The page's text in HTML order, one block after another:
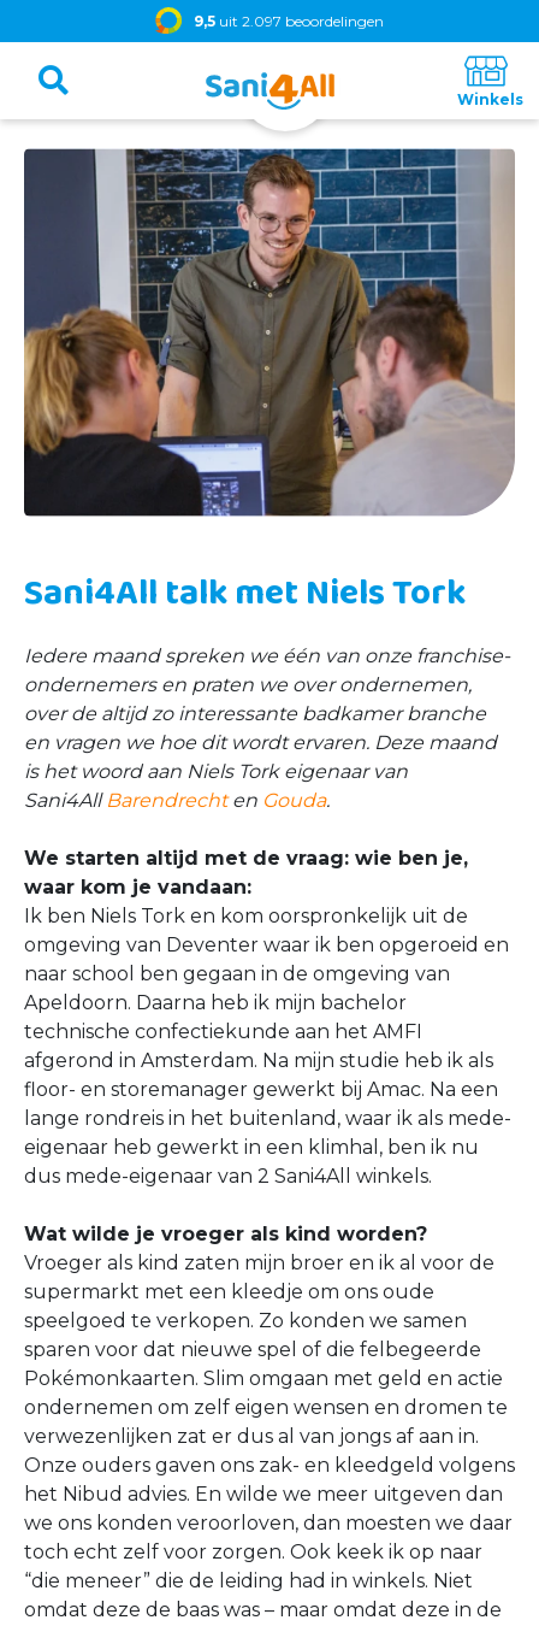
9,5 uit 2.097 beoordelingen
Sani4All talk met Niels Tork
Iedere maand spreken we één van onze franchise-
ondernemers en praten we over ondernemen,
over de altijd zo interessante badkamer branche
en vragen we hoe dit wordt ervaren. Deze maand
is het woord aan Niels Tork eigenaar van
Sani4All Barendrechten Gouda.
We starten altijd met de vraag: wie ben je,
waar kom je vandaan:
Ik ben Niels Tork en kom oorspronkelijk uit de
omgeving van Deventer waar ik ben opgeroeid en
naar school ben gegaan in de omgeving van
Apeldoorn. Daarna heb ik mijn bachelor
technische confectiekunde aan het AMFI
afgerond in Amsterdam. Na mijn studie heb ik als
floor- en storemanager gewerkt bij Amac. Na een
lange rondreis in het buitenland, waar ik als mede-
eigenaar heb gewerkt in een klimhal, ben ik nu
dus mede-eigenaar van 2 Sani4All winkels.
Wat wilde je vroeger als kind worden?
Vroeger als kind zaten mijn broer en ik al voor de
supermarkt met een kleedje om ons oude
speelgoed te verkopen. Zo konden we samen
sparen voor dat nieuwe spel of die felbegeerde
Pokémonkaarten. Slim omgaan met geld en actie
ondernemen om zelf eigen wensen en dromen te
verwezenlijken zat er dus al van jongs af aan in.
Onze ouders gaven ons zak- en kleedgeld volgens
het Nibud advies. En wilde we meer uitgeven dan
we ons konden veroorloven, dan moesten we daar
toch echt zelf voor zorgen. Ook keek ik op naar
“die meneer” die de leiding had in winkels. Niet
omdat deze de baas was – maar omdat deze in de